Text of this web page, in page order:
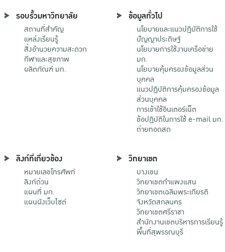
รอบรั้วมหาวิทยาลัย
สถานที่สำคัญ
แหล่งเรียนรู้
สิ่งอำนวยความสะดวก
กีฬาและสุขภาพ
ผลิตภัณฑ์ มก.
ข้อมูลทั่วไป
นโยบายและแนวปฏิบัติการใช้
ปัญญาประดิษฐ์
นโยบายการใช้งานเครือข่าย
มก.
นโยบายคุ้มครองข้อมูลส่วน
บุคคล
แนวปฏิบัติการคุ้มครองข้อมูล
ส่วนบุคคล
การเข้าใช้อินเตอร์เน็ต
ข้อปฏิบัติในการใช้ e-mail มก.
ถ่ายทอดสด
ลิงก์ที่เกี่ยวข้อง
หมายเลขโทรศัพท์
ลิงก์ด่วน
แผนที่ มก.
แผนผังเว็บไซต์
วิทยาเขต
บางเขน
วิทยาเขตกําแพงแสน
วิทยาเขตเฉลิมพระเกียรติ
จังหวัดสกลนคร
วิทยาเขตศรีราชา
สำนักงานเขตบริหารการเรียนรู้
พื้นที่สุพรรณบุรี